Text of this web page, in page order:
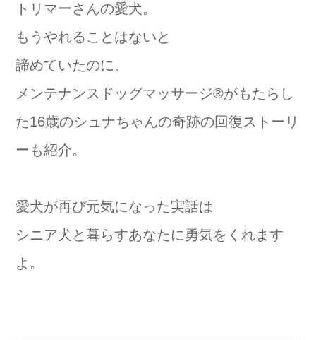
トリマーさんの愛犬。
もうやれることはないと
諦めていたのに、
メンテナンスドッグマッサージ®️がもたらし
た16歳のシュナちゃんの奇跡の回復ストーリ
ーも紹介。
愛犬が再び元気になった実話は
シニア犬と暮らすあなたに勇気をくれます
よ。